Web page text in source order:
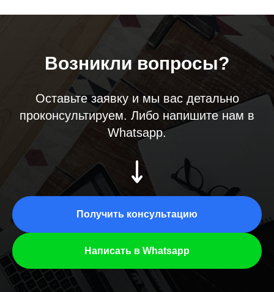
Возникли вопросы?
Оставьте заявку и мы вас детально
проконсультируем. Либо напишите нам в
Whatsapp.
Получить консультацию
Написать в Whatsapp